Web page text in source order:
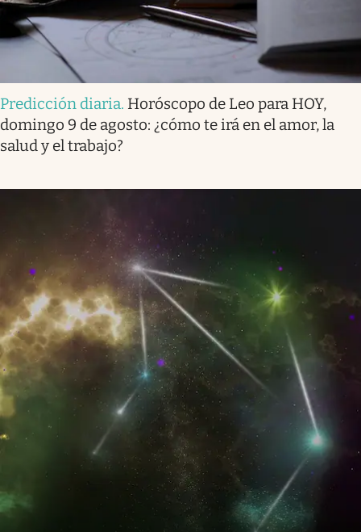
Predicción diaria. Horóscopo de Leo para HOY,
domingo 9 de agosto: ¿cómo te irá en el amor, la
salud y el trabajo?